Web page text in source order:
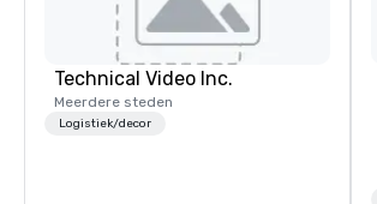
Technical Video Inc.
Meerdere steden
Logistiek/decor